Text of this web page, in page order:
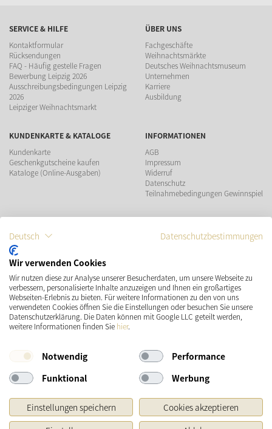
SERVICE & HILFE
Kontaktformular
Rücksendungen
FAQ - Häufig gestelle Fragen
Bewerbung Leipzig 2026
Ausschreibungsbedingungen Leipzig
2026
Leipziger Weihnachtsmarkt
ÜBER UNS
Fachgeschäfte
Weihnachtsmärkte
Deutsches Weihnachtsmuseum
Unternehmen
Karriere
Ausbildung
KUNDENKARTE & KATALOGE
Kundenkarte
Geschenkgutscheine kaufen
Kataloge (Online-Ausgaben)
INFORMATIONEN
AGB
Impressum
Widerruf
Datenschutz
Teilnahmebedingungen Gewinnspiel
VERSAND SOCIAL MEDIA
* Preisangaben inkl. gesetzl. MwSt. und zzgl.Versandkosten
Ursprünglicher Preis des Händlers, Unverbindliche Preisempfehlung des Herstellers
Deutsch Datenschutzbestimmungen
Wir verwenden Cookies
Wir nutzen diese zur Analyse unserer Besucherdaten, um unsere Webseite zu
verbessern, personalisierte Inhalte anzuzeigen und Ihnen ein großartiges
Webseiten-Erlebnis zu bieten. Für weitere Informationen zu den von uns
verwendeten Cookies öffnen Sie die Einstellungen oder besuchen Sie unsere
Datenschutzerklärung. Die Daten können mit Google LLC geteilt werden,
weitere Informationen finden Sie hier.
Notwendig
Performance
Funktional
Werbung
Einstellungen speichern
Cookies akzeptieren